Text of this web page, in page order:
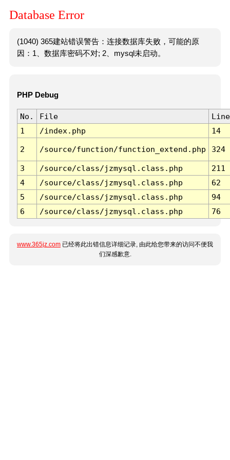
Database Error
(1040) 365建站错误警告：连接数据库失败，可能的原
因：1、数据库密码不对; 2、mysql未启动。
PHP Debug
No. File
Line
1
/index.php 14
2 /source/function/function_extend.php 324
3 /source/class/jzmysql.class.php
211
4
/source/class/jzmysql.class.php
62
5
/source/class/jzmysql.class.php
94
6
/source/class/jzmysql.class.php 76
www.365jz.com 已经将此出错信息详细记录, 由此给您带来的访问不便我
们深感歉意.